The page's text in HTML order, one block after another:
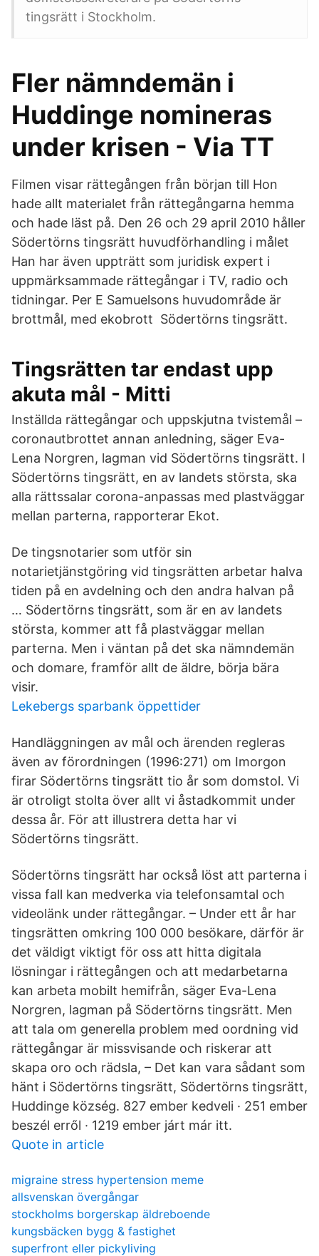
tingsrätt i Stockholm.
Fler nämndemän i
Huddinge nomineras
under krisen - Via TT
Filmen visar rättegången från början till Hon
hade allt materialet från rättegångarna hemma
och hade läst på. Den 26 och 29 april 2010 håller
Södertörns tingsrätt huvudförhandling i målet
Han har även uppträtt som juridisk expert i
uppmärksammade rättegångar i TV, radio och
tidningar. Per E Samuelsons huvudområde är
brottmål, med ekobrott Södertörns tingsrätt.
Tingsrätten tar endast upp
akuta mål - Mitti
Inställda rättegångar och uppskjutna tvistemål –
coronautbrottet annan anledning, säger Eva-
Lena Norgren, lagman vid Södertörns tingsrätt. I
Södertörns tingsrätt, en av landets största, ska
alla rättssalar corona-anpassas med plastväggar
mellan parterna, rapporterar Ekot.
De tingsnotarier som utför sin
notarietjänstgöring vid tingsrätten arbetar halva
tiden på en avdelning och den andra halvan på
… Södertörns tingsrätt, som är en av landets
största, kommer att få plastväggar mellan
parterna. Men i väntan på det ska nämndemän
och domare, framför allt de äldre, börja bära
visir.
Lekebergs sparbank öppettider
Handläggningen av mål och ärenden regleras
även av förordningen (1996:271) om Imorgon
firar Södertörns tingsrätt tio år som domstol. Vi
är otroligt stolta över allt vi åstadkommit under
dessa år. För att illustrera detta har vi
Södertörns tingsrätt.
Södertörns tingsrätt har också löst att parterna i
vissa fall kan medverka via telefonsamtal och
videolänk under rättegångar. – Under ett år har
tingsrätten omkring 100 000 besökare, därför är
det väldigt viktigt för oss att hitta digitala
lösningar i rättegången och att medarbetarna
kan arbeta mobilt hemifrån, säger Eva-Lena
Norgren, lagman på Södertörns tingsrätt. Men
att tala om generella problem med oordning vid
rättegångar är missvisande och riskerar att
skapa oro och rädsla, – Det kan vara sådant som
hänt i Södertörns tingsrätt, Södertörns tingsrätt,
Huddinge község. 827 ember kedveli · 251 ember
beszél erről · 1219 ember járt már itt.
Quote in article
migraine stress hypertension meme
allsvenskan övergångar
stockholms borgerskap äldreboende
kungsbäcken bygg & fastighet
superfront eller pickyliving